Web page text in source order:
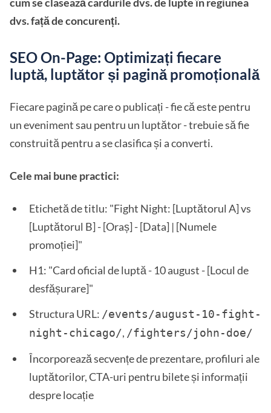
dvs. față de concurenți.
SEO On-Page: Optimizați fiecare
luptă, luptător și pagină promoțională
Fiecare pagină pe care o publicați - fie că este pentru
un eveniment sau pentru un luptător - trebuie să fie
construită pentru a se clasifica și a converti.
Cele mai bune practici:
Etichetă de titlu: "Fight Night: [Luptătorul A] vs
[Luptătorul B] - [Oraș] - [Data] | [Numele
promoției]"
H1: "Card oficial de luptă - 10 august - [Locul de
desfășurare]"
Structura URL: /events/august-10-fight-
night-chicago/, /fighters/john-doe/
Încorporează secvențe de prezentare, profiluri ale
luptătorilor, CTA-uri pentru bilete și informații
despre locație